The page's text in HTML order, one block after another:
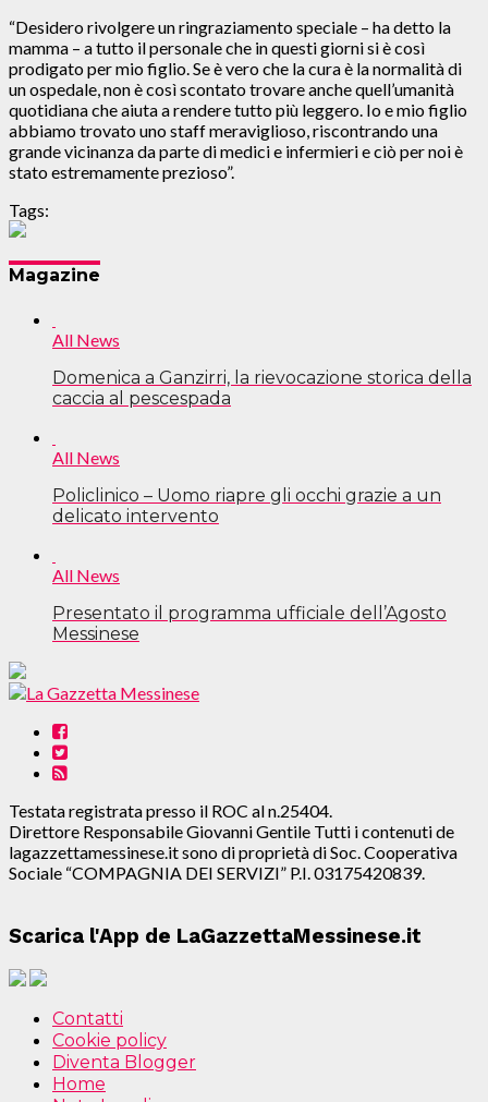
“Desidero rivolgere un ringraziamento speciale – ha detto la
mamma – a tutto il personale che in questi giorni si è così
prodigato per mio figlio. Se è vero che la cura è la normalità di
un ospedale, non è così scontato trovare anche quell’umanità
quotidiana che aiuta a rendere tutto più leggero. Io e mio figlio
abbiamo trovato uno staff meraviglioso, riscontrando una
grande vicinanza da parte di medici e infermieri e ciò per noi è
stato estremamente prezioso”.
Tags:
Navigazione
articoli
Magazine
All News
Domenica a Ganzirri, la rievocazione storica della
caccia al pescespada
All News
Policlinico – Uomo riapre gli occhi grazie a un
delicato intervento
All News
Presentato il programma ufficiale dell’Agosto
Messinese
Testata registrata presso il ROC al n.25404.
Direttore Responsabile Giovanni Gentile Tutti i contenuti de
lagazzettamessinese.it sono di proprietà di Soc. Cooperativa
Sociale “COMPAGNIA DEI SERVIZI” P.I. 03175420839.
Scarica l'App de LaGazzettaMessinese.it
Contatti
Cookie policy
Diventa Blogger
Home